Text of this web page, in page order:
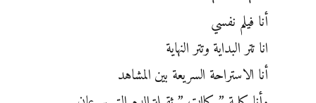
أنا فيلم نفسي
انا تتر البداية وتتر النهاية
أنا الاستراحة السريعة بين المشاهد